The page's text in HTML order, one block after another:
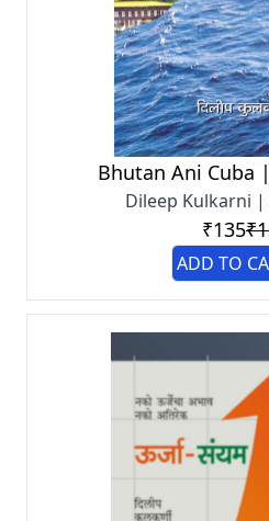
Bhutan Ani Cuba |
Dileep Kulkarni |
₹135
ADD TO